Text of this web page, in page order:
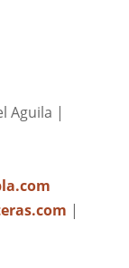
Aguila |
|